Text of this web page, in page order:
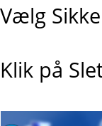
Vælg
Klik på